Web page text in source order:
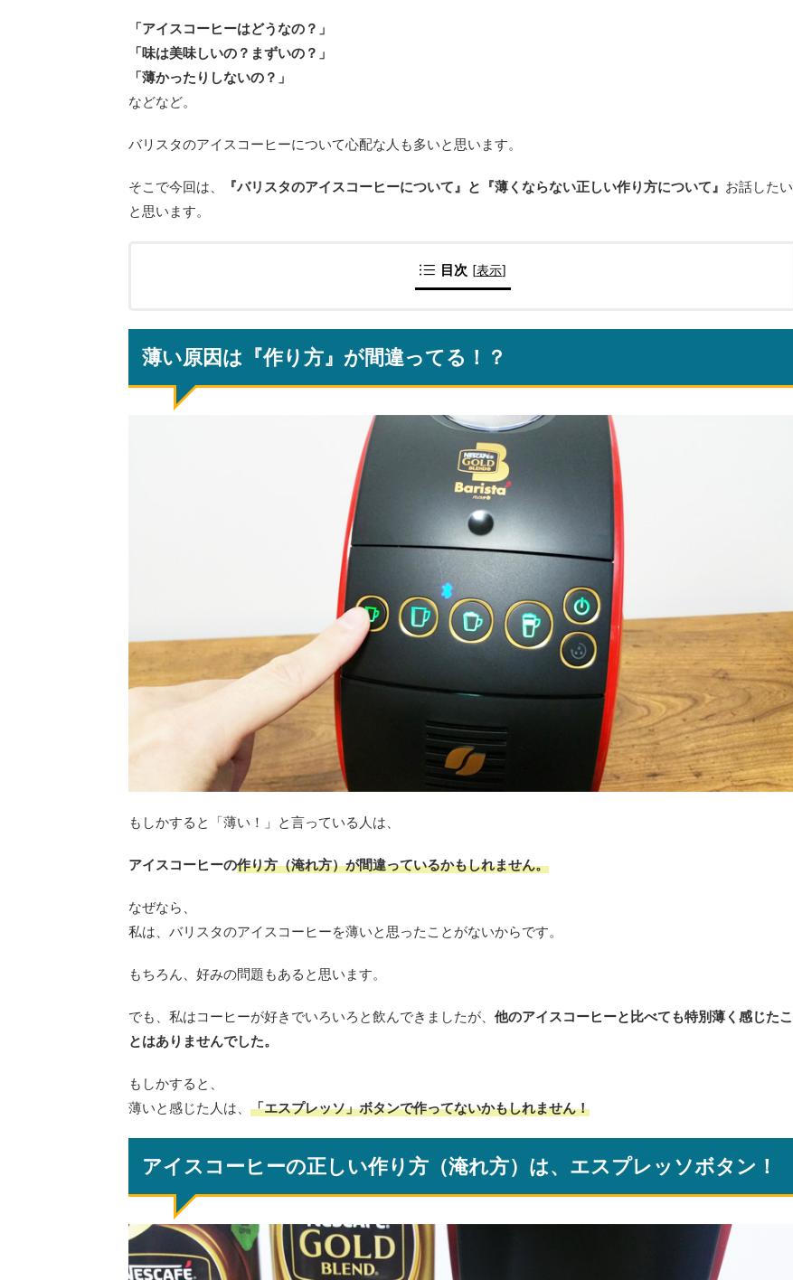
「アイスコーヒーはどうなの？」
「味は美味しいの？まずいの？」
「薄かったりしないの？」
などなど。
バリスタのアイスコーヒーについて心配な人も多いと思います。
そこで今回は、 『バリスタのアイスコーヒーについて』と『薄くならない正しい作り方について』 お話したい
と思います。
目次 [表示]
薄い原因は『作り方』が間違ってる！？
もしかすると「薄い！」と言っている人は、
アイスコーヒーの作り方（淹れ方）が間違っているかもしれません。
なぜなら、
私は、バリスタのアイスコーヒーを薄いと思ったことがないからです。
もちろん、好みの問題もあると思います。
でも、私はコーヒーが好きでいろいろと飲んできましたが、 他のアイスコーヒーと比べても特別薄く感じたこ
とはありませんでした。
もしかすると、
薄いと感じた人は、 「エスプレッソ」ボタンで作ってないかもしれません！
アイスコーヒーの正しい作り方（淹れ方）は、エスプレッソボタン！